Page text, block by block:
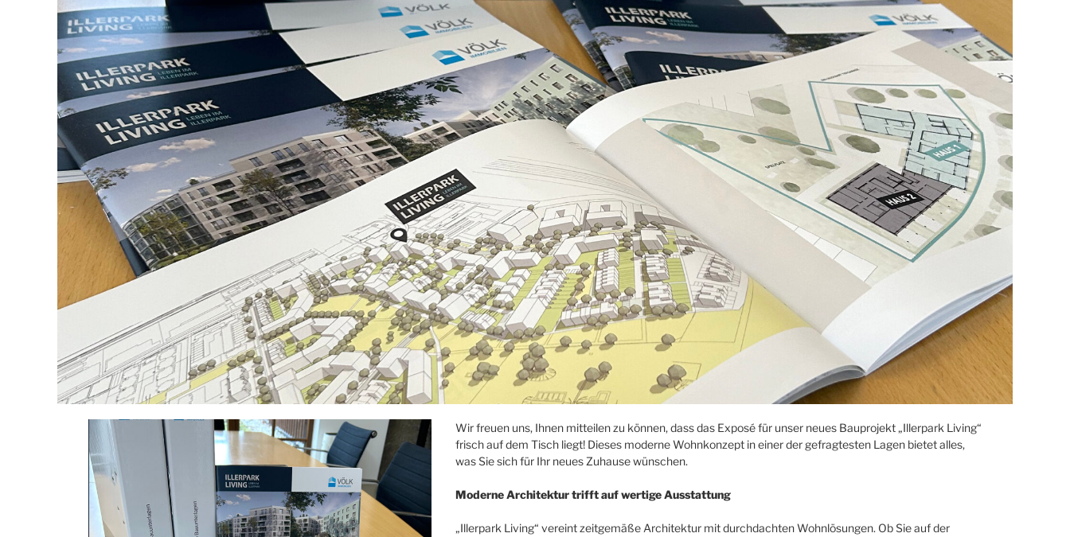
Wir freuen uns, Ihnen mitteilen zu können, dass das Exposé für unser neues Bauprojekt „Illerpark Living“
frisch auf dem Tisch liegt! Dieses moderne Wohnkonzept in einer der gefragtesten Lagen bietet alles,
was Sie sich für Ihr neues Zuhause wünschen.
Moderne Architektur trifft auf wertige Ausstattung
„Illerpark Living“ vereint zeitgemäße Architektur mit durchdachten Wohnlösungen. Ob Sie auf der